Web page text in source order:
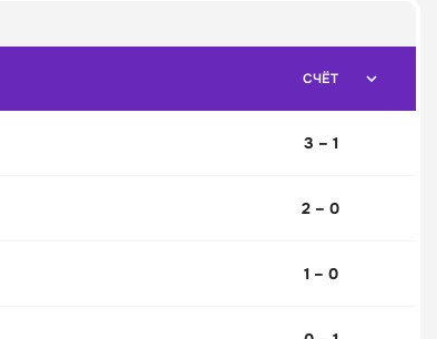
СЧЁТ
3 – 1
2 – 0
1 – 0